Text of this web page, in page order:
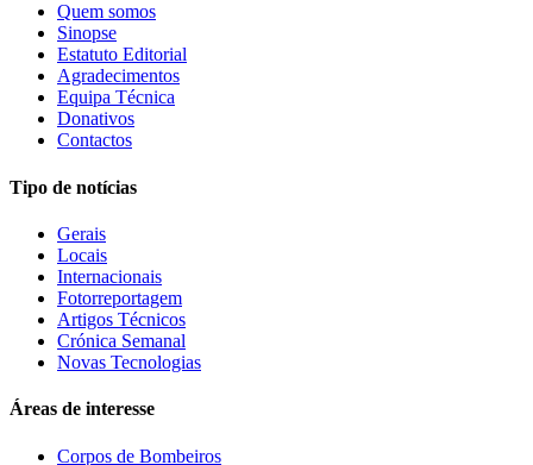
Quem somos
Sinopse
Estatuto Editorial
Agradecimentos
Equipa Técnica
Donativos
Contactos
Tipo de notícias
Gerais
Locais
Internacionais
Fotorreportagem
Artigos Técnicos
Crónica Semanal
Novas Tecnologias
Áreas de interesse
Corpos de Bombeiros